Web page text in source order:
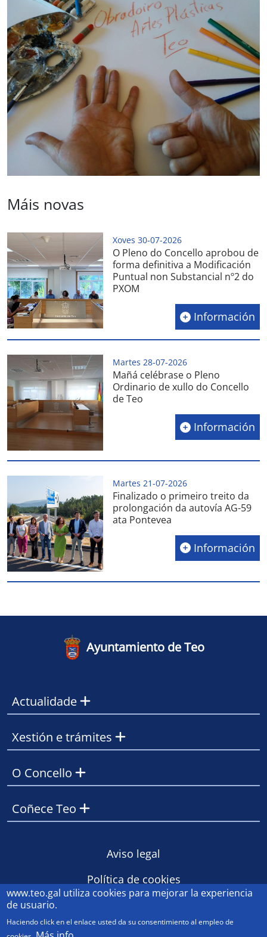
Máis novas
Xoves 30-07-2026
O Pleno do Concello aprobou de
forma definitiva a Modificación
Puntual non Substancial nº2 do
PXOM
Información
Martes 28-07-2026
Mañá celébrase o Pleno
Ordinario de xullo do Concello
de Teo
Información
Martes 21-07-2026
Finalizado o primeiro treito da
prolongación da autovía AG-59
ata Pontevea
Información
Ayuntamiento de Teo
Actualidade
Xestión e trámites
O Concello
Coñece Teo
Aviso legal
Política de cookies
www.teo.gal utiliza cookies para mejorar la experiencia
de usuario.
Haciendo click en el enlace usted da su consentimiento al empleo de